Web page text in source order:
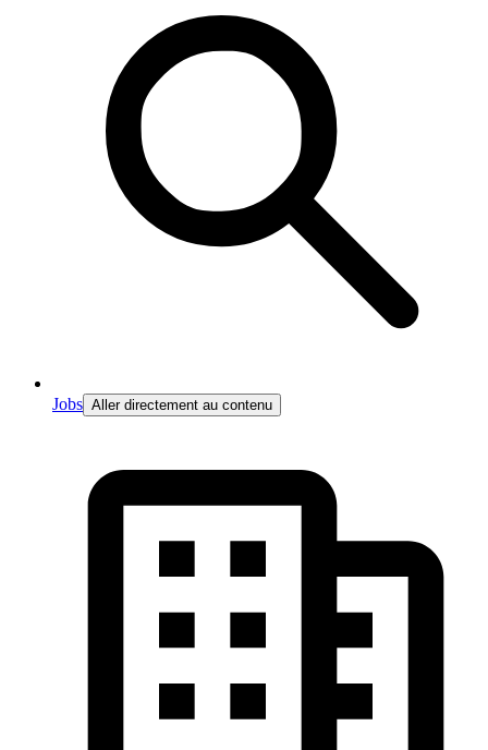
Jobs Aller directement au contenu